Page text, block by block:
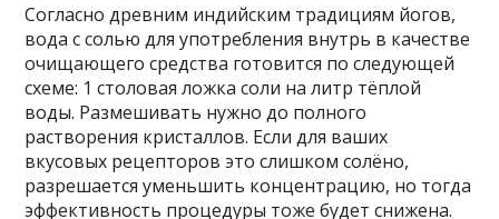
Согласно древним индийским традициям йогов,
вода с солью для употребления внутрь в качестве
очищающего средства готовится по следующей
схеме: 1 столовая ложка соли на литр тёплой
воды. Размешивать нужно до полного
растворения кристаллов. Если для ваших
вкусовых рецепторов это слишком солёно,
разрешается уменьшить концентрацию, но тогда
эффективность процедуры тоже будет снижена.